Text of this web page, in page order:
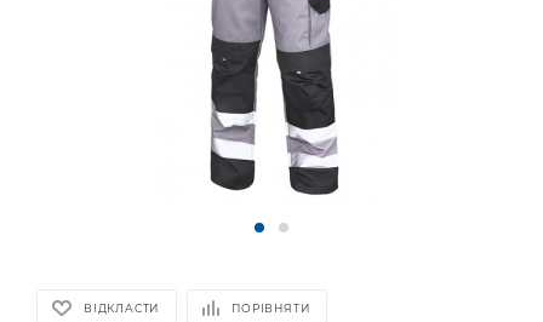
ВІДКЛАСТИ ПОРІВНЯТИ